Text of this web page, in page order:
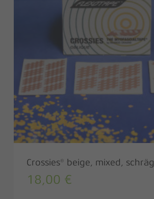
Crossies® beige, mixed, schräg
18,00 €